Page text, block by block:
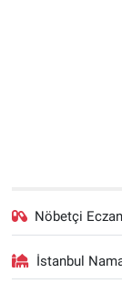
Nöbetçi
İstanbul